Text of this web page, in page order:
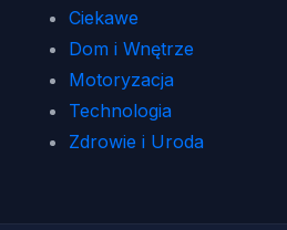
Ciekawe
Dom i Wnętrze
Motoryzacja
Technologia
Zdrowie i Uroda